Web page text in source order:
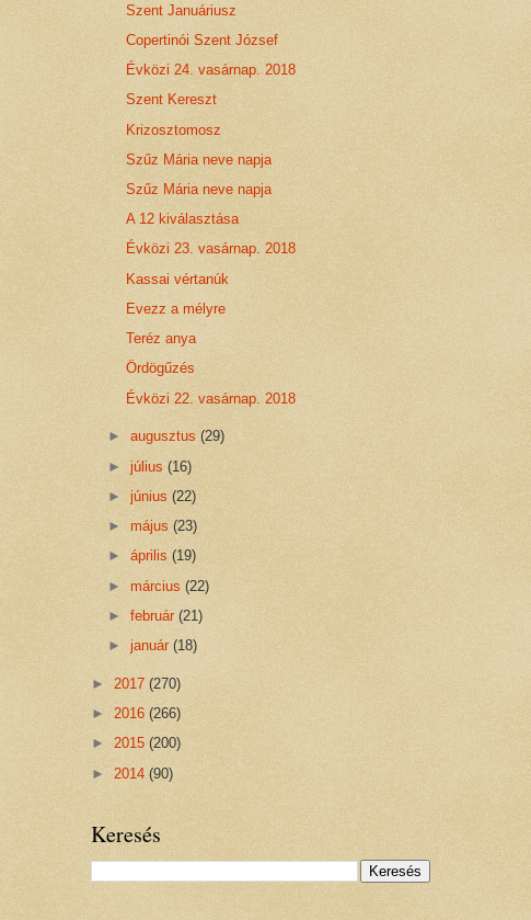
Szent Januáriusz
Copertinói Szent József
Évközi 24. vasárnap. 2018
Szent Kereszt
Krizosztomosz
Szűz Mária neve napja
Szűz Mária neve napja
A 12 kiválasztása
Évközi 23. vasárnap. 2018
Kassai vértanúk
Evezz a mélyre
Teréz anya
Ördögűzés
Évközi 22. vasárnap. 2018
►augusztus(29)
►július(16)
►június(22)
►május(23)
►április(19)
►március(22)
►február(21)
► január(18)
► 2017 (270)
► 2016 (266)
► 2015 (200)
► 2014 (90)
Keresés